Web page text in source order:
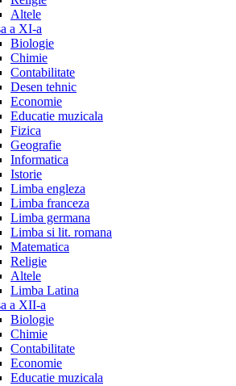
Altele
a XI-a
Biologie
Chimie
Contabilitate
Desen tehnic
Economie
Educatie muzicala
Fizica
Geografie
Informatica
Istorie
Limba engleza
Limba franceza
Limba germana
Limba si lit. romana
Matematica
Religie
Altele
Limba Latina
a XII-a
Biologie
Chimie
Contabilitate
Economie
Educatie muzicala